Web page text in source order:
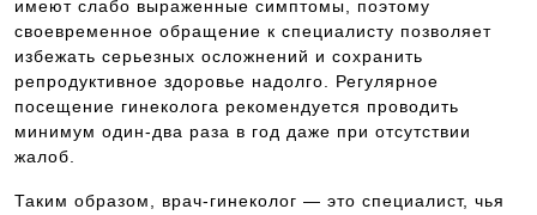
имеют слабо выраженные симптомы, поэтому
своевременное обращение к специалисту позволяет
избежать серьезных осложнений и сохранить
репродуктивное здоровье надолго. Регулярное
посещение гинеколога рекомендуется проводить
минимум один-два раза в год даже при отсутствии
жалоб.
Таким образом, врач-гинеколог — это специалист, чья